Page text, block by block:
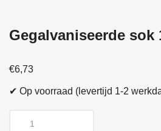
Gegalvaniseerde sok
€6,73
✔ Op voorraad (levertijd 1-2